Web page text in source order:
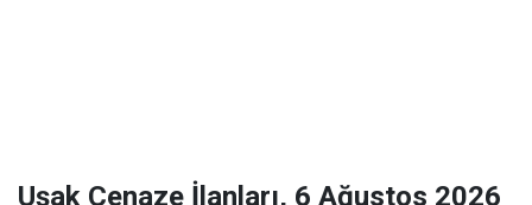
Uşak Cenaze İlanları, 6 Ağustos 2026